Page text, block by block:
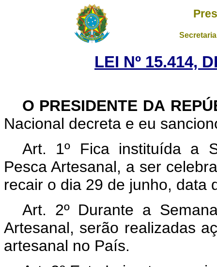
LEI Nº 15.414,
O PRESIDENTE DA
Nacional decreta e eu
Art. 1º Fica instituída a
Pesca Artesanal, a ser
recair o dia 29 de junho, data
Art. 2º Durante a
Artesanal, serão realizadas
artesanal no País.